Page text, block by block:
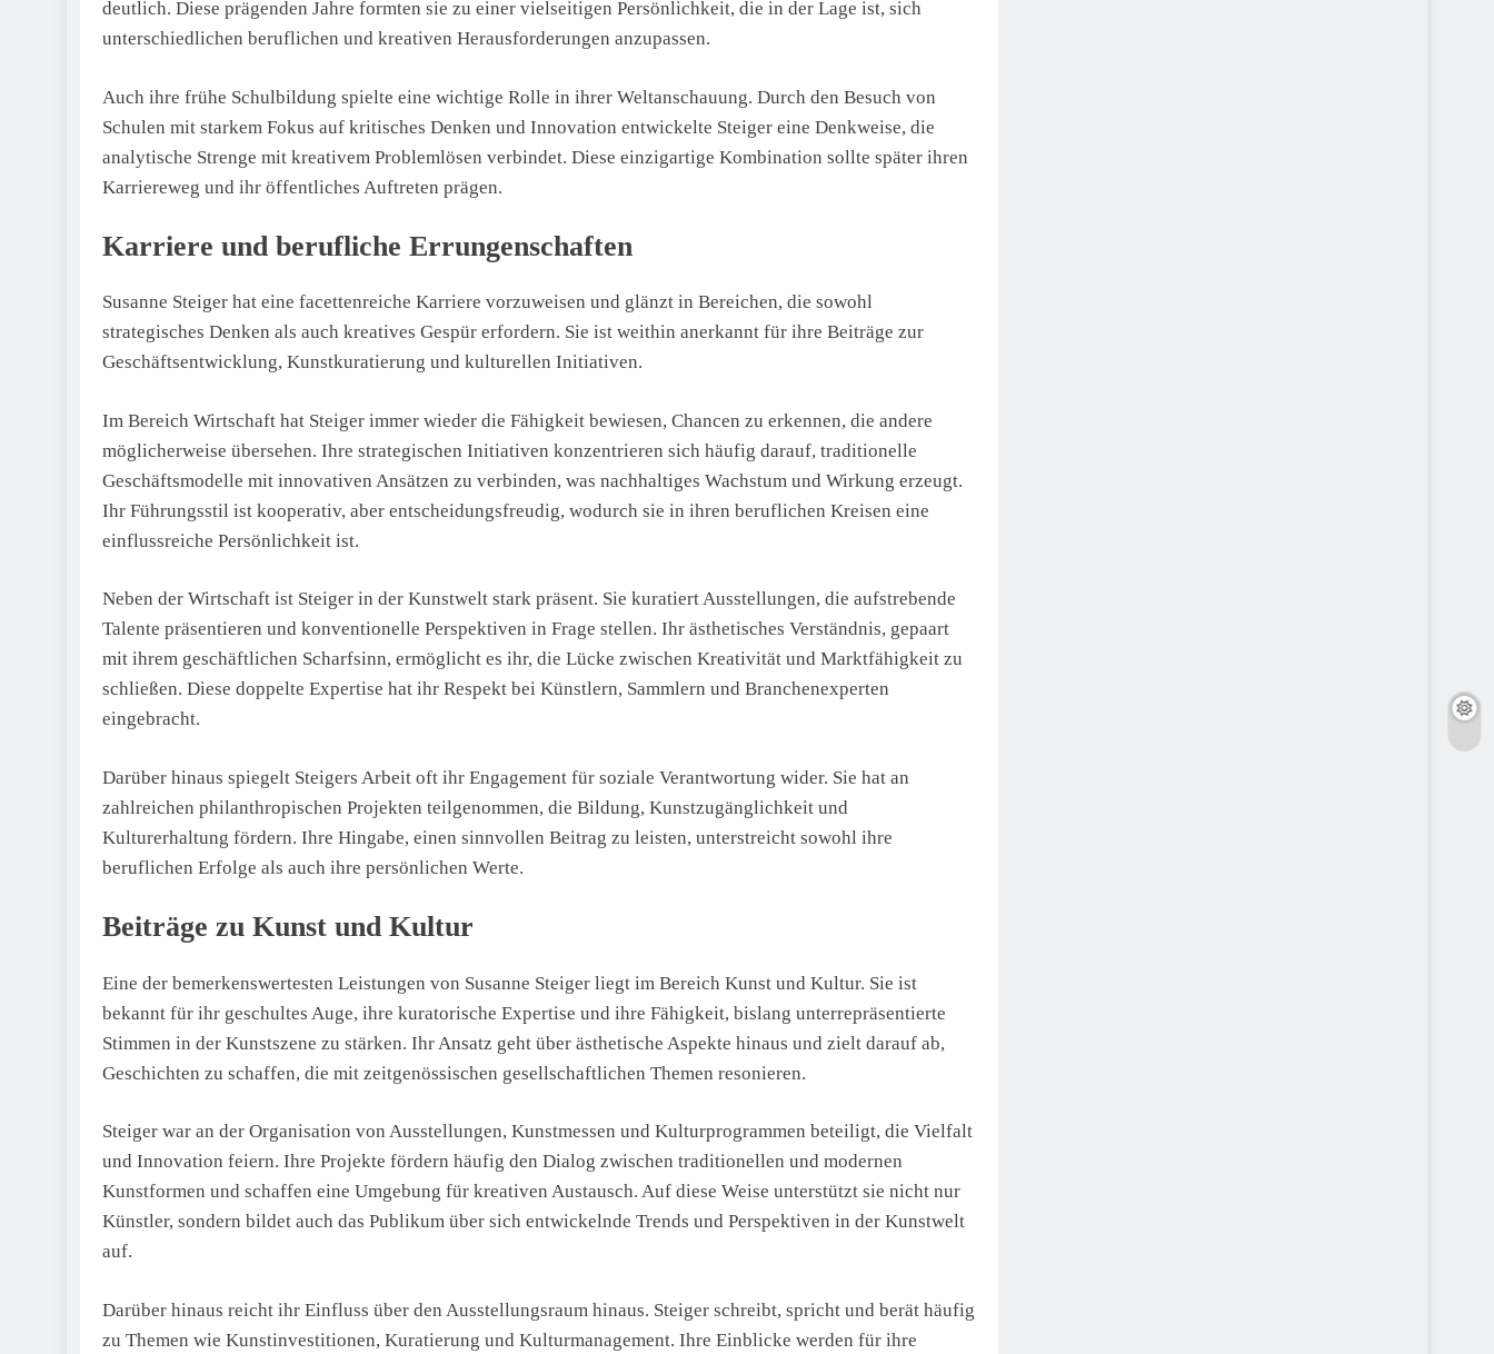
deutlich. Diese prägenden Jahre formten sie zu einer vielseitigen Persönlichkeit, die in der Lage ist, sich
unterschiedlichen beruflichen und kreativen Herausforderungen anzupassen.
Auch ihre frühe Schulbildung spielte eine wichtige Rolle in ihrer Weltanschauung. Durch den Besuch von
Schulen mit starkem Fokus auf kritisches Denken und Innovation entwickelte Steiger eine Denkweise, die
analytische Strenge mit kreativem Problemlösen verbindet. Diese einzigartige Kombination sollte später ihren
Karriereweg und ihr öffentliches Auftreten prägen.
Karriere und berufliche Errungenschaften
Susanne Steiger hat eine facettenreiche Karriere vorzuweisen und glänzt in Bereichen, die sowohl
strategisches Denken als auch kreatives Gespür erfordern. Sie ist weithin anerkannt für ihre Beiträge zur
Geschäftsentwicklung, Kunstkuratierung und kulturellen Initiativen.
Im Bereich Wirtschaft hat Steiger immer wieder die Fähigkeit bewiesen, Chancen zu erkennen, die andere
möglicherweise übersehen. Ihre strategischen Initiativen konzentrieren sich häufig darauf, traditionelle
Geschäftsmodelle mit innovativen Ansätzen zu verbinden, was nachhaltiges Wachstum und Wirkung erzeugt.
Ihr Führungsstil ist kooperativ, aber entscheidungsfreudig, wodurch sie in ihren beruflichen Kreisen eine
einflussreiche Persönlichkeit ist.
Neben der Wirtschaft ist Steiger in der Kunstwelt stark präsent. Sie kuratiert Ausstellungen, die aufstrebende
Talente präsentieren und konventionelle Perspektiven in Frage stellen. Ihr ästhetisches Verständnis, gepaart
mit ihrem geschäftlichen Scharfsinn, ermöglicht es ihr, die Lücke zwischen Kreativität und Marktfähigkeit zu
schließen. Diese doppelte Expertise hat ihr Respekt bei Künstlern, Sammlern und Branchenexperten
eingebracht.
Darüber hinaus spiegelt Steigers Arbeit oft ihr Engagement für soziale Verantwortung wider. Sie hat an
zahlreichen philanthropischen Projekten teilgenommen, die Bildung, Kunstzugänglichkeit und
Kulturerhaltung fördern. Ihre Hingabe, einen sinnvollen Beitrag zu leisten, unterstreicht sowohl ihre
beruflichen Erfolge als auch ihre persönlichen Werte.
Beiträge zu Kunst und Kultur
Eine der bemerkenswertesten Leistungen von Susanne Steiger liegt im Bereich Kunst und Kultur. Sie ist
bekannt für ihr geschultes Auge, ihre kuratorische Expertise und ihre Fähigkeit, bislang unterrepräsentierte
Stimmen in der Kunstszene zu stärken. Ihr Ansatz geht über ästhetische Aspekte hinaus und zielt darauf ab,
Geschichten zu schaffen, die mit zeitgenössischen gesellschaftlichen Themen resonieren.
Steiger war an der Organisation von Ausstellungen, Kunstmessen und Kulturprogrammen beteiligt, die Vielfalt
und Innovation feiern. Ihre Projekte fördern häufig den Dialog zwischen traditionellen und modernen
Kunstformen und schaffen eine Umgebung für kreativen Austausch. Auf diese Weise unterstützt sie nicht nur
Künstler, sondern bildet auch das Publikum über sich entwickelnde Trends und Perspektiven in der Kunstwelt
auf.
Darüber hinaus reicht ihr Einfluss über den Ausstellungsraum hinaus. Steiger schreibt, spricht und berät häufig
zu Themen wie Kunstinvestitionen, Kuratierung und Kulturmanagement. Ihre Einblicke werden für ihre